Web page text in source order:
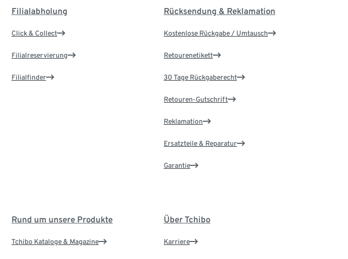
Filialabholung
Click & Collect
Filialreservierung
Filialfinder
Rücksendung & Reklamation
Kostenlose Rückgabe / Umtausch
Retourenetikett
30 Tage Rückgaberecht
Retouren-Gutschrift
Reklamation
Ersatzteile & Reparatur
Garantie
Rund um unsere Produkte
Tchibo Kataloge & Magazine
Über Tchibo
Karriere